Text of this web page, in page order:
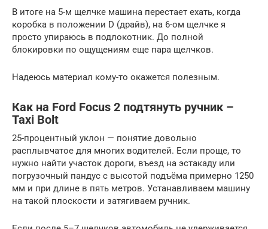
В итоге на 5-м щелчке машина перестает ехать, когда
коробка в положении D (драйв), на 6-ом щелчке я
просто упираюсь в подлокотник. До полной
блокировки по ощущениям еще пара щелчков.
Надеюсь материал кому-то окажется полезным.
Как на Ford Focus 2 подтянуть ручник –
Taxi Bolt
25-процентный уклон — понятие довольно
расплывчатое для многих водителей. Если проще, то
нужно найти участок дороги, въезд на эстакаду или
погрузочный пандус с высотой подъёма примерно 1250
мм и при длине в пять метров. Устанавливаем машину
на такой плоскости и затягиваем ручник.